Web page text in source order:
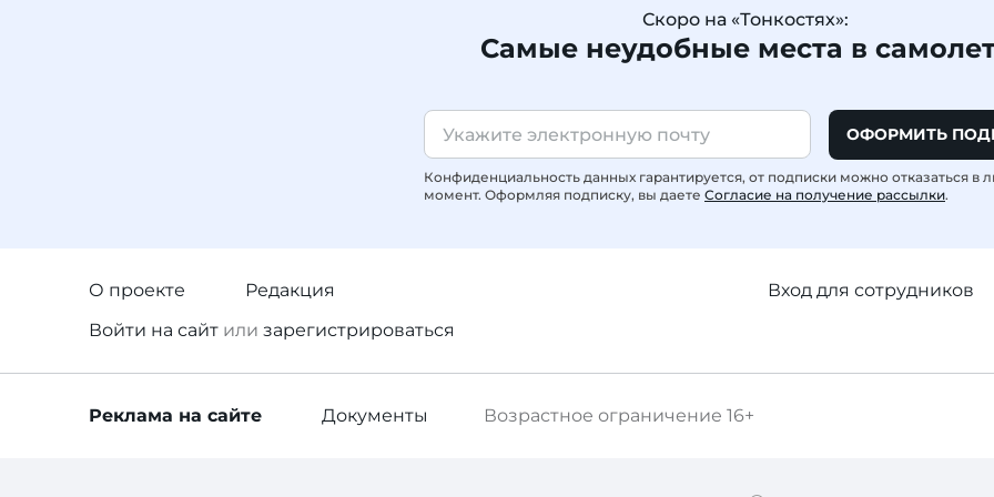
Скоро на «Тонкостях»:
Самые неудобные места в
ОФОРМИТЬ
Конфиденциальность данных гарантируется, от подписки можно отказаться в
момент. Оформляя подписку, вы даете Согласие на получение рассылки.
О проекте
Редакция
Войти на сайт или зарегистрироваться
Вход для сотрудников
Возрастное ограничение 16+
Реклама на сайте Документы